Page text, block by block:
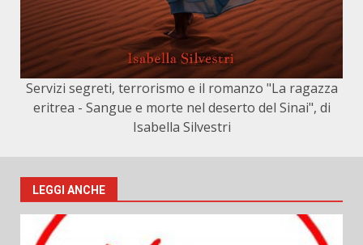
Servizi segreti, terrorismo e il romanzo "La ragazza
eritrea - Sangue e morte nel deserto del Sinai", di
Isabella Silvestri
LEGGI ANCHE